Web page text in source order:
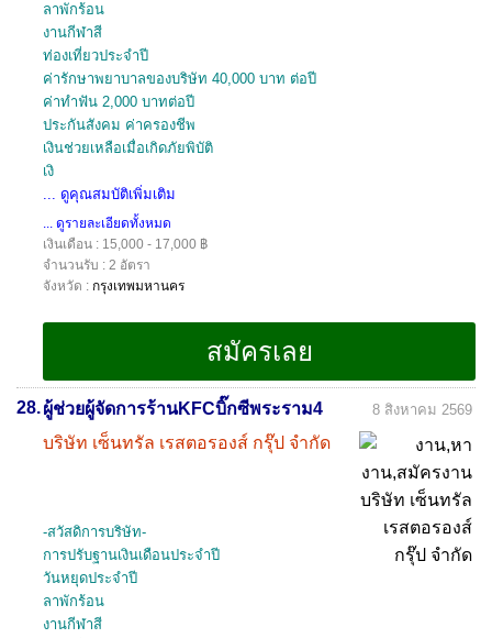
ลาพักร้อน
งานกีฬาสี
ท่องเที่ยวประจำปี
ค่ารักษาพยาบาลของบริษัท 40,000 บาท ต่อปี
ค่าทำฟัน 2,000 บาทต่อปี
ประกันสังคม ค่าครองชีพ
เงินช่วยเหลือเมื่อเกิดภัยพิบัติ
เงิ
... ดูคุณสมบัติเพิ่มเติม
... ดูรายละเอียดทั้งหมด
เงินเดือน : 15,000 - 17,000 ฿
จำนวนรับ : 2 อัตรา
จังหวัด : กรุงเทพมหานคร
28.ผู้ช่วยผู้จัดการร้านKFCบิ๊กซีพระราม4
บริษัท เซ็นทรัล เรสตอรองส์ กรุ๊ป จำกัด
8 สิงหาคม 2569
-สวัสดิการบริษัท-
การปรับฐานเงินเดือนประจำปี
วันหยุดประจำปี
ลาพักร้อน
งานกีฬาสี